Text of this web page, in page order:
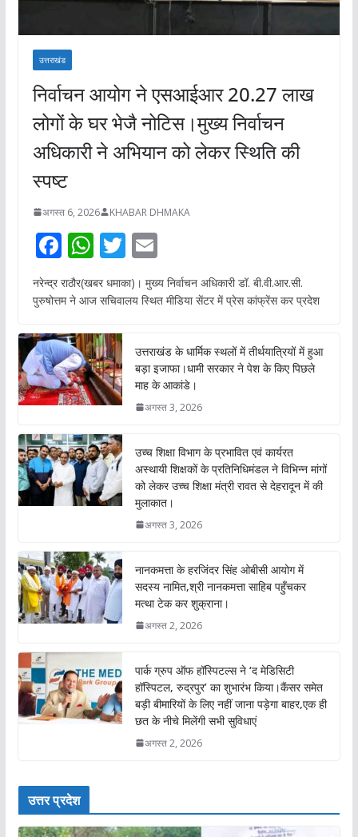
उत्तराखंड
निर्वाचन आयोग ने एसआईआर 20.27 लाख
लोगों के घर भेजै नोटिस।मुख्य निर्वाचन
अधिकारी ने अभियान को लेकर स्थिति की
स्पष्ट
अगस्त 6, 2026 KHABAR DHMAKA
F
ac
e
o
o
k
W
h
at
A
p
p
T
w
itt
E
m
ai
नरेन्द्र राठौर(खबर धमाका)। मुख्य निर्वाचन अधिकारी डॉ. बी.वी.आर.सी.
पुरुषोत्तम ने आज सचिवालय स्थित मीडिया सेंटर में प्रेस कांफ्रेंस कर प्रदेश
उत्तराखंड के धार्मिक स्थलों में तीर्थयात्रियों में हुआ
बड़ा इजाफा।धामी सरकार ने पेश के किए पिछले
माह के आकांडे।
अगस्त 3, 2026
उच्च शिक्षा विभाग के प्रभावित एवं कार्यरत
अस्थायी शिक्षकों के प्रतिनिधिमंडल ने विभिन्न मांगों
को लेकर उच्च शिक्षा मंत्री रावत से देहरादून में की
मुलाकात।
अगस्त 3, 2026
नानकमत्ता के हरजिंदर सिंह ओबीसी आयोग में
सदस्य नामित,श्री नानकमत्ता साहिब पहुँचकर
मत्था टेक कर शुक्राना।
अगस्त 2, 2026
पार्क ग्रुप ऑफ हॉस्पिटल्स ने ‘द मेडिसिटी
हॉस्पिटल, रुद्रपुर’ का शुभारंभ किया।कैंसर समेत
बड़ी बीमारियों के लिए नहीं जाना पड़ेगा बाहर,एक ही
छत के नीचे मिलेंगी सभी सुविधाएं
अगस्त 2, 2026
उत्तर प्रदेश